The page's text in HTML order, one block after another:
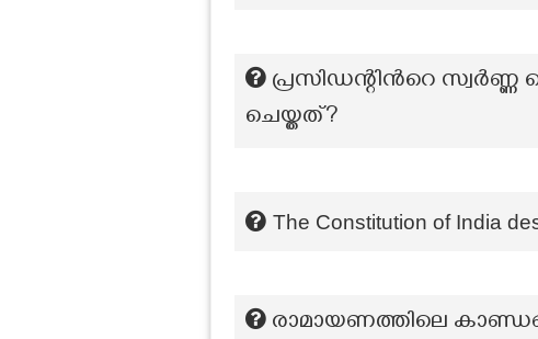
പ്രസിഡന്റിന്‍റെ സ്വർണ്ണ
ചെയ്തത്?
The Constitution of India
രാമായണത്തിലെ